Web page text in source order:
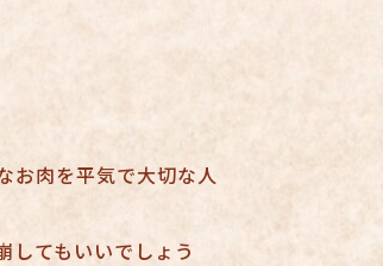
お肉を平気で大切な人
してもいいでしょう